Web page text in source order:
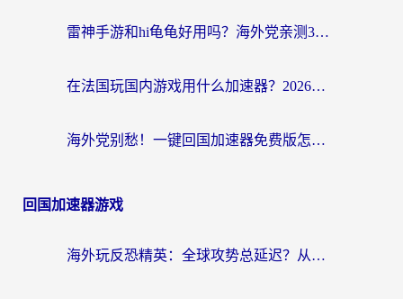
雷神手游和hi龟龟好用吗？海外党亲测3款回国加速器，教你选对国外到国内加速器
在法国玩国内游戏用什么加速器？2026实测解决延迟卡顿的实用指南
海外党别愁！一键回国加速器免费版怎么选？从踩坑到流畅访问的全攻略
回国加速器游戏
海外玩反恐精英：全球攻势总延迟？从瑞典玩神武4到外国玩黎明觉醒，选对加速器才是关键！